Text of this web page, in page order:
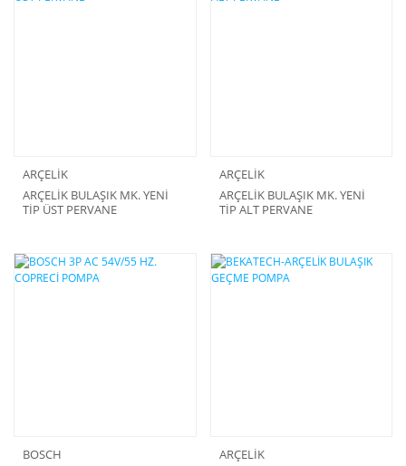
ARÇELİK
ARÇELİK BULAŞIK MK. YENİ
TİP ÜST PERVANE
ARÇELİK
ARÇELİK BULAŞIK MK. YENİ
TİP ALT PERVANE
BOSCH
ARÇELİK